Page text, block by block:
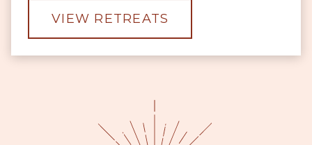
VIEW RETREATS